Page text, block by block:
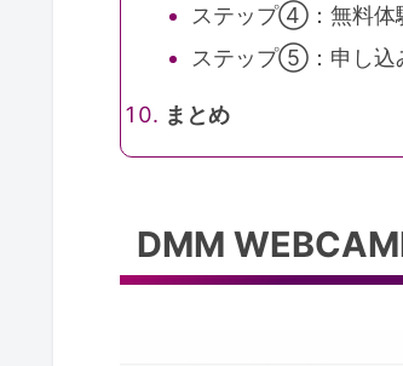
ステップ④：無料体
ステップ⑤：申し込
まとめ
DMM